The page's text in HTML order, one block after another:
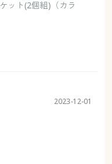
ット(2個組)（カラ
2023-12-01